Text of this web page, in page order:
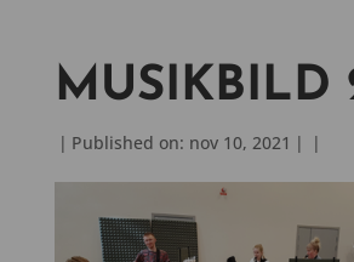
MUSIKBILD
| Published on: nov 10, 2021 | |